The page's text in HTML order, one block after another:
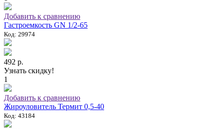
Добавить к сравнению
Гастроемкость GN 1/2-65
Код: 29974
492 р.
Узнать скидку!
1
Добавить к сравнению
Жироуловитель Термит 0,5-40
Код: 43184